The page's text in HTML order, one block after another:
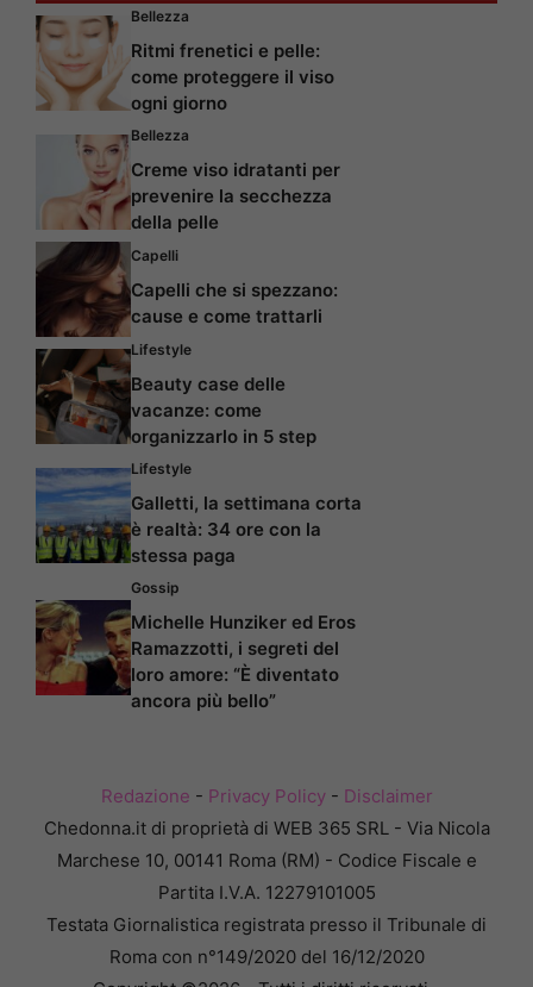
Bellezza
Ritmi frenetici e pelle:
come proteggere il viso
ogni giorno
Bellezza
Creme viso idratanti per
prevenire la secchezza
della pelle
Capelli
Capelli che si spezzano:
cause e come trattarli
Lifestyle
Beauty case delle
vacanze: come
organizzarlo in 5 step
Lifestyle
Galletti, la settimana corta
è realtà: 34 ore con la
stessa paga
Gossip
Michelle Hunziker ed Eros
Ramazzotti, i segreti del
loro amore: “È diventato
ancora più bello”
Redazione - Privacy Policy- Disclaimer
Chedonna.it di proprietà di WEB 365 SRL - Via Nicola
Marchese 10, 00141 Roma (RM) - Codice Fiscale e
Partita I.V.A. 12279101005
Testata Giornalistica registrata presso il Tribunale di
Roma con n°149/2020 del 16/12/2020